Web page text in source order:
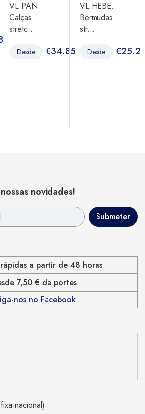
VL PAN.
Calças
stretc...
Desde €34.85
VL HEBE.
Bermudas
str...
Desde €
novidades!
a partir de 48 horas
7,50 € de portes
nos no Facebook
nacional)